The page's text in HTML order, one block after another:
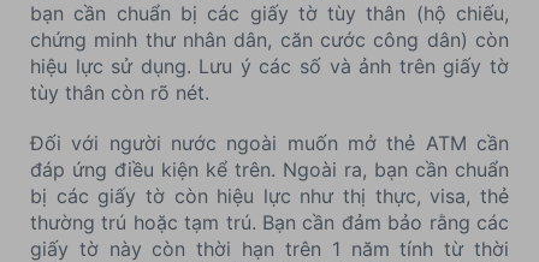
bạn cần chuẩn bị các giấy tờ tùy thân (hộ chiếu,
chứng minh thư nhân dân, căn cước công dân) còn
hiệu lực sử dụng. Lưu ý các số và ảnh trên giấy tờ
tùy thân còn rõ nét.
Đối với người nước ngoài muốn mở thẻ ATM cần
đáp ứng điều kiện kể trên. Ngoài ra, bạn cần chuẩn
bị các giấy tờ còn hiệu lực như thị thực, visa, thẻ
thường trú hoặc tạm trú. Bạn cần đảm bảo rằng các
giấy tờ này còn thời hạn trên 1 năm tính từ thời